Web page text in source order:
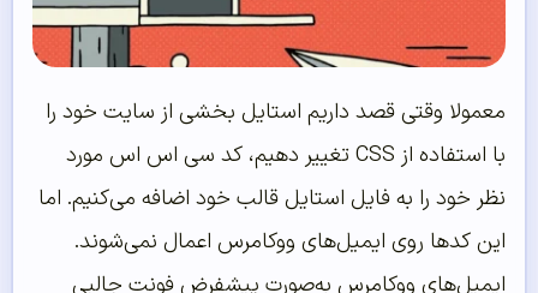
معمولا وقتی قصد داریم استایل بخشی از سایت خود را
با استفاده از CSS تغییر دهیم، کد سی اس اس مورد
نظر خود را به فایل استایل قالب خود اضافه می‌کنیم. اما
این کدها روی ایمیل‌های ووکامرس اعمال نمی‌شوند.
ایمیل‌های ووکامرس به‌صورت پیشفرض فونت جالبی